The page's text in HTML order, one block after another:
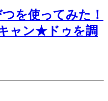
を使ってみた！
ャン★ドゥを調